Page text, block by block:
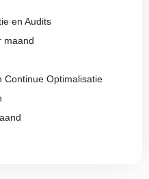
en Audits
maand
Continue Optimalisatie